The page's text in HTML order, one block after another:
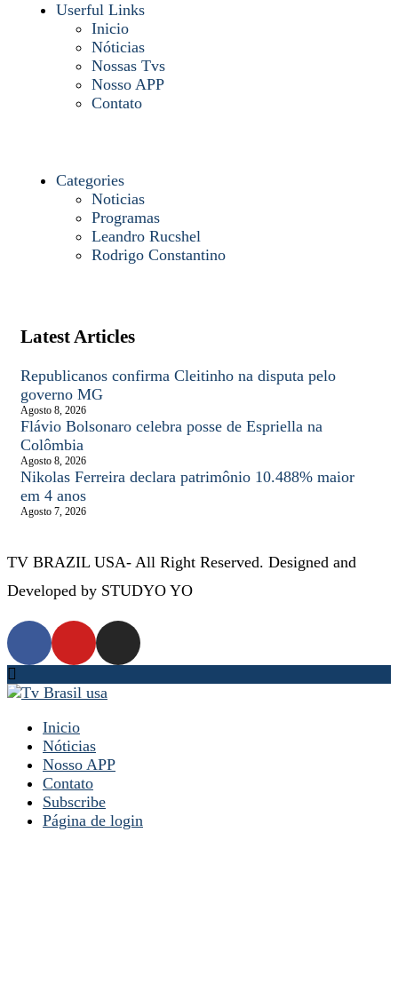
Userful Links
Inicio
Nóticias
Nossas Tvs
Nosso APP
Contato
Categories
Noticias
Programas
Leandro Rucshel
Rodrigo Constantino
Latest Articles
Republicanos confirma Cleitinho na disputa pelo
governo MG
Agosto 8, 2026
Flávio Bolsonaro celebra posse de Espriella na
Colômbia
Agosto 8, 2026
Nikolas Ferreira declara patrimônio 10.488% maior
em 4 anos
Agosto 7, 2026
TV BRAZIL USA- All Right Reserved. Designed and
Developed by STUDYO YO
Inicio
Nóticias
Nosso APP
Contato
Subscribe
Página de login